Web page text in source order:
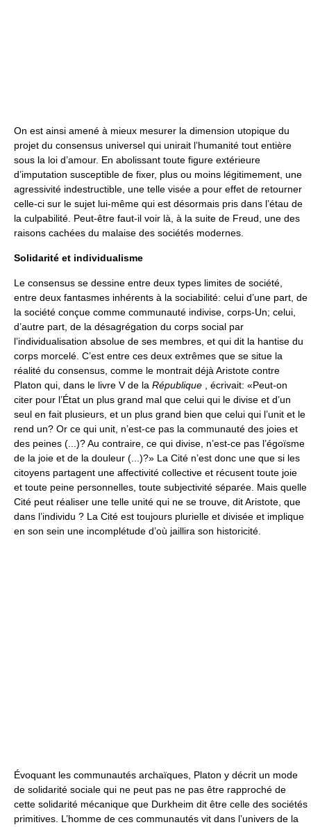
On est ainsi amené à mieux mesurer la dimension utopique du
projet du consensus universel qui unirait l’humanité tout entière
sous la loi d’amour. En abolissant toute figure extérieure
d’imputation susceptible de fixer, plus ou moins légitimement, une
agressivité indestructible, une telle visée a pour effet de retourner
celle-ci sur le sujet lui-même qui est désormais pris dans l’étau de
la culpabilité. Peut-être faut-il voir là, à la suite de Freud, une des
raisons cachées du malaise des sociétés modernes.
Solidarité et individualisme
Le consensus se dessine entre deux types limites de société,
entre deux fantasmes inhérents à la sociabilité: celui d’une part, de
la société conçue comme communauté indivise, corps-Un; celui,
d’autre part, de la désagrégation du corps social par
l’individualisation absolue de ses membres, et qui dit la hantise du
corps morcelé. C’est entre ces deux extrêmes que se situe la
réalité du consensus, comme le montrait déjà Aristote contre
Platon qui, dans le livre V de la République , écrivait: «Peut-on
citer pour l’État un plus grand mal que celui qui le divise et d’un
seul en fait plusieurs, et un plus grand bien que celui qui l’unit et le
rend un? Or ce qui unit, n’est-ce pas la communauté des joies et
des peines (...)? Au contraire, ce qui divise, n’est-ce pas l’égoïsme
de la joie et de la douleur (...)?» La Cité n’est donc une que si les
citoyens partagent une affectivité collective et récusent toute joie
et toute peine personnelles, toute subjectivité séparée. Mais quelle
Cité peut réaliser une telle unité qui ne se trouve, dit Aristote, que
dans l’individu ? La Cité est toujours plurielle et divisée et implique
en son sein une incomplétude d’où jaillira son historicité.
Évoquant les communautés archaïques, Platon y décrit un mode
de solidarité sociale qui ne peut pas ne pas être rapproché de
cette solidarité mécanique que Durkheim dit être celle des sociétés
primitives. L’homme de ces communautés vit dans l’univers de la